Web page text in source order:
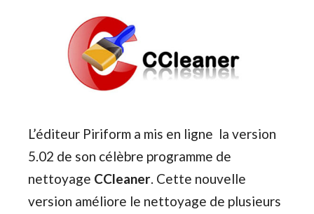
L’éditeur Piriform a mis en ligne la version
5.02 de son célèbre programme de
nettoyage CCleaner. Cette nouvelle
version améliore le nettoyage de plusieurs